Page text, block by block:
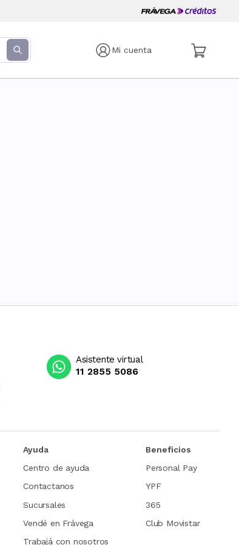
Mi cuenta
Asistente virtual
11 2855 5086
Ayuda
Centro de ayuda
Contactanos
Sucursales
Vendé en Frávega
Trabajá con nosotros
Beneficios
Personal Pay
YPF
365
Club Movistar